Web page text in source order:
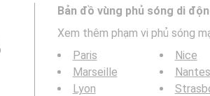
Bản đồ vùng phủ sóng di
Xem thêm phạm vi phủ sóng
Paris
Marseille
Lyon
Nice
Nantes